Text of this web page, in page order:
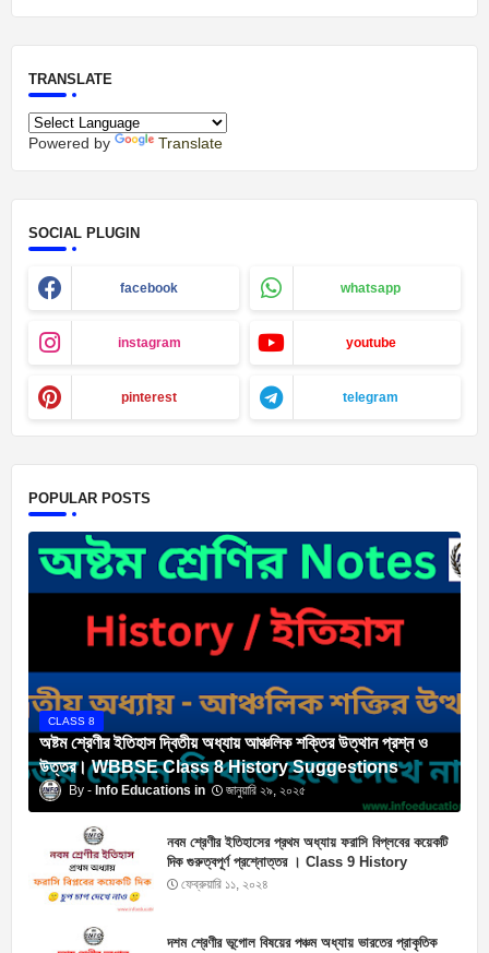
TRANSLATE
Powered by Translate
SOCIAL PLUGIN
facebook whatsapp
instagram youtube
pinterest telegram
POPULAR POSTS
CLASS 8
অষ্টম শ্রেণীর ইতিহাস দ্বিতীয় অধ্যায় আঞ্চলিক শক্তির উত্থান প্রশ্ন ও
উত্তর। WBBSE Class 8 History Suggestions
Info Educations জানুয়ারি ২৯, ২০২৫
নবম শ্রেণীর ইতিহাসের প্রথম অধ্যায় ফরাসি বিপ্লবের কয়েকটি
দিক গুরুত্বপূর্ণ প্রশ্নোত্তর । Class 9 History
Suggestions
ফেব্রুয়ারি ১১, ২০২৪
দশম শ্রেণীর ভূগোল বিষয়ের পঞ্চম অধ্যায় ভারতের প্রাকৃতিক